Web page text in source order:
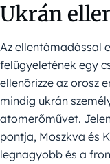
Ukrán
Az ellentámadással
felügyeletének egy
ellenőrizze az orosz
mindig ukrán
atomerőművet.
pontja, Moszkva és
legnagyobb és a